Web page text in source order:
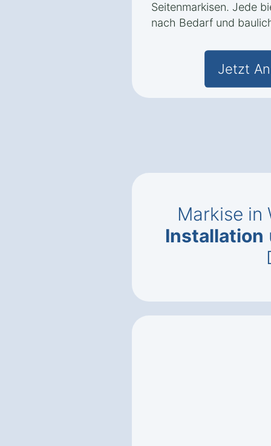
Seitenmarkisen. Jede
nach Bedarf und
Jetzt
Markise in
Installation